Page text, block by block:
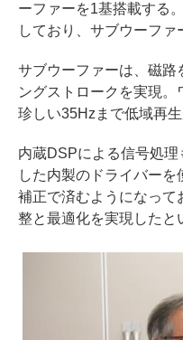
ーファーを1基搭載する
しており、サブウーファ
サブウーファーは、磁路
ングストロークを実現
珍しい35Hzまで低域再
内蔵DSPによる信号処
した内製のドライバー
補正で済むようになって
整と最適化を実現したと